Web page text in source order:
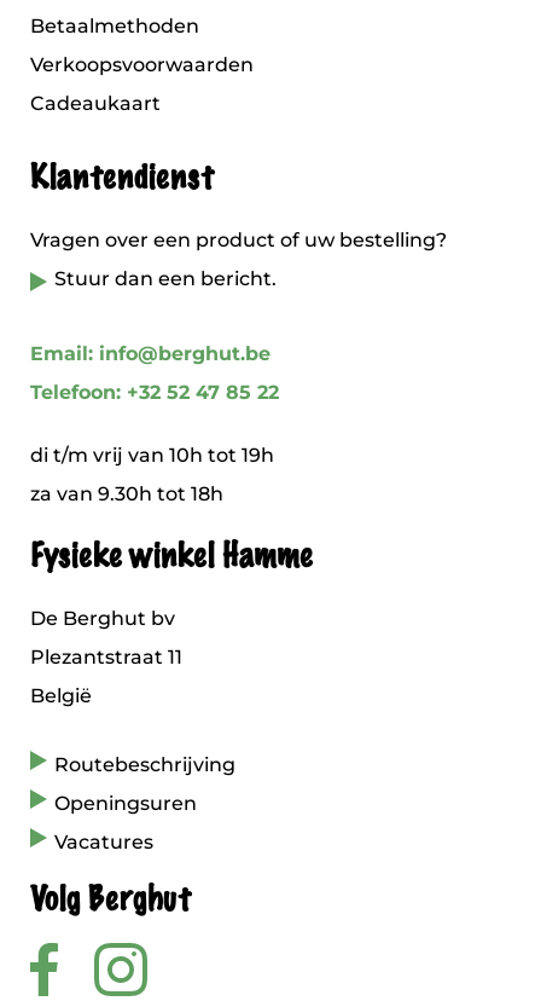
Betaalmethoden
Verkoopsvoorwaarden
Cadeaukaart
Klantendienst
Vragen over een product of uw bestelling?
Stuur dan een bericht.
Email: info@berghut.be
Telefoon: +32 52 47 85 22
di t/m vrij van 10h tot 19h
za van 9.30h tot 18h
Fysieke winkel Hamme
De Berghut bv
Plezantstraat 11
België
Routebeschrijving
Openingsuren
Vacatures
Volg Berghut